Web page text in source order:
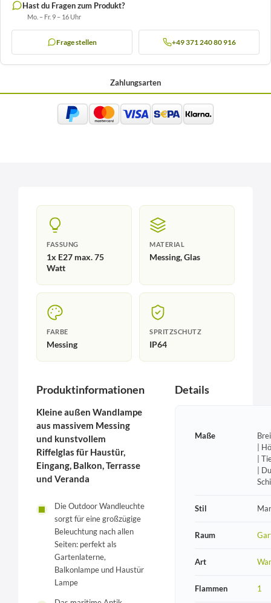
Hast du Fragen zum Produkt?
Mo. – Fr. 9 – 16 Uhr
Frage stellen +49 371 240 80 916
Zahlungsarten
FASSUNG
1x E27 max. 75
Watt
MATERIAL
Messing, Glas
FARBE
Messing
SPRITZSCHUTZ
IP64
Produktinformationen
Kleine außen Wandlampe
aus massivem Messing
und kunstvollem
Riffelglas für Haustür,
Eingang, Balkon, Terrasse
und Veranda
Die Outdoor Wandleuchte
sorgt für eine großzügige
Beleuchtung nach allen
Seiten: perfekt als
Gartenlaterne,
Balkonlampe und Haustür
Lampe
Details
Maße
|
|
|
Stil
Raum
Art
Flammen 1